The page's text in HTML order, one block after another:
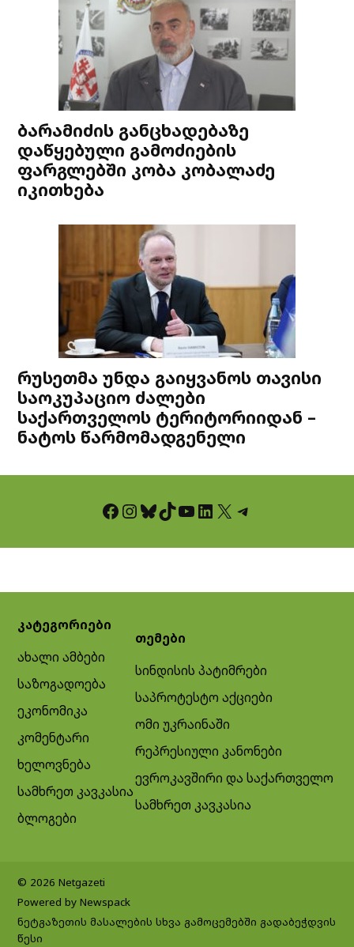
ბარამიძის განცხადებაზე
დაწყებული გამოძიების
ფარგლებში კობა კობალაძე
იკითხება
რუსეთმა უნდა გაიყვანოს თავისი
საოკუპაციო ძალები
საქართველოს ტერიტორიიდან –
ნატოს წარმომადგენელი
Facebook InstagramBluesky TikTok YouTube LinkedIn X Telegram
კატეგორიები
ახალი ამბები
საზოგადოება
ეკონომიკა
კომენტარი
ხელოვნება
სამხრეთ კავკასია
ბლოგები
თემები
სინდისის პატიმრები
საპროტესტო აქციები
ომი უკრაინაში
რეპრესიული კანონები
ევროკავშირი და საქართველო
სამხრეთ კავკასია
© 2026 Netgazeti
Powered by Newspack
ნეტგაზეთის მასალების სხვა გამოცემებში გადაბეჭდვის
წესი